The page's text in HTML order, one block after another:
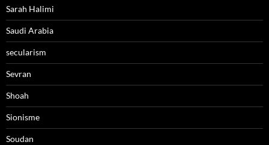
Sarah Halimi
Saudi Arabia
secularism
Sevran
Shoah
Sionisme
Soudan